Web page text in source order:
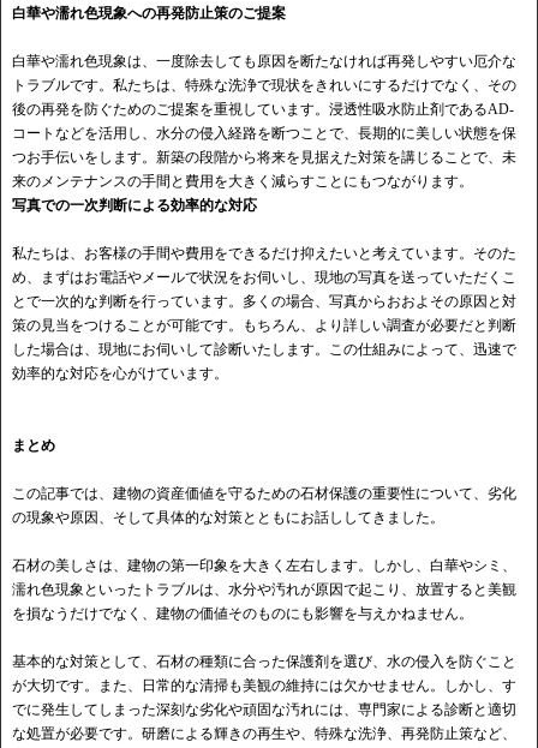
白華や濡れ色現象への再発防止策のご提案
白華や濡れ色現象は、一度除去しても原因を断たなければ再発しやすい厄介な
トラブルです。私たちは、特殊な洗浄で現状をきれいにするだけでなく、その
後の再発を防ぐためのご提案を重視しています。浸透性吸水防止剤であるAD-
コートなどを活用し、水分の侵入経路を断つことで、長期的に美しい状態を保
つお手伝いをします。新築の段階から将来を見据えた対策を講じることで、未
来のメンテナンスの手間と費用を大きく減らすことにもつながります。
写真での一次判断による効率的な対応
私たちは、お客様の手間や費用をできるだけ抑えたいと考えています。そのた
め、まずはお電話やメールで状況をお伺いし、現地の写真を送っていただくこ
とで一次的な判断を行っています。多くの場合、写真からおおよその原因と対
策の見当をつけることが可能です。もちろん、より詳しい調査が必要だと判断
した場合は、現地にお伺いして診断いたします。この仕組みによって、迅速で
効率的な対応を心がけています。
まとめ
この記事では、建物の資産価値を守るための石材保護の重要性について、劣化
の現象や原因、そして具体的な対策とともにお話ししてきました。
石材の美しさは、建物の第一印象を大きく左右します。しかし、白華やシミ、
濡れ色現象といったトラブルは、水分や汚れが原因で起こり、放置すると美観
を損なうだけでなく、建物の価値そのものにも影響を与えかねません。
基本的な対策として、石材の種類に合った保護剤を選び、水の侵入を防ぐこと
が大切です。また、日常的な清掃も美観の維持には欠かせません。しかし、す
でに発生してしまった深刻な劣化や頑固な汚れには、専門家による診断と適切
な処置が必要です。研磨による輝きの再生や、特殊な洗浄、再発防止策など、